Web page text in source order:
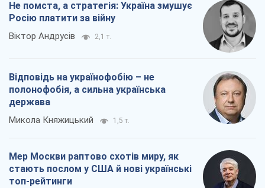
Не помста, а стратегія: Україна змушує
Росію платити за війну
Віктор Андрусів 2,1 т.
Відповідь на українофобію – не
полонофобія, а сильна українська
держава
Микола Княжицький 1,5 т.
Мер Москви раптово схотів миру, як
стають послом у США й нові українські
топ-рейтинги